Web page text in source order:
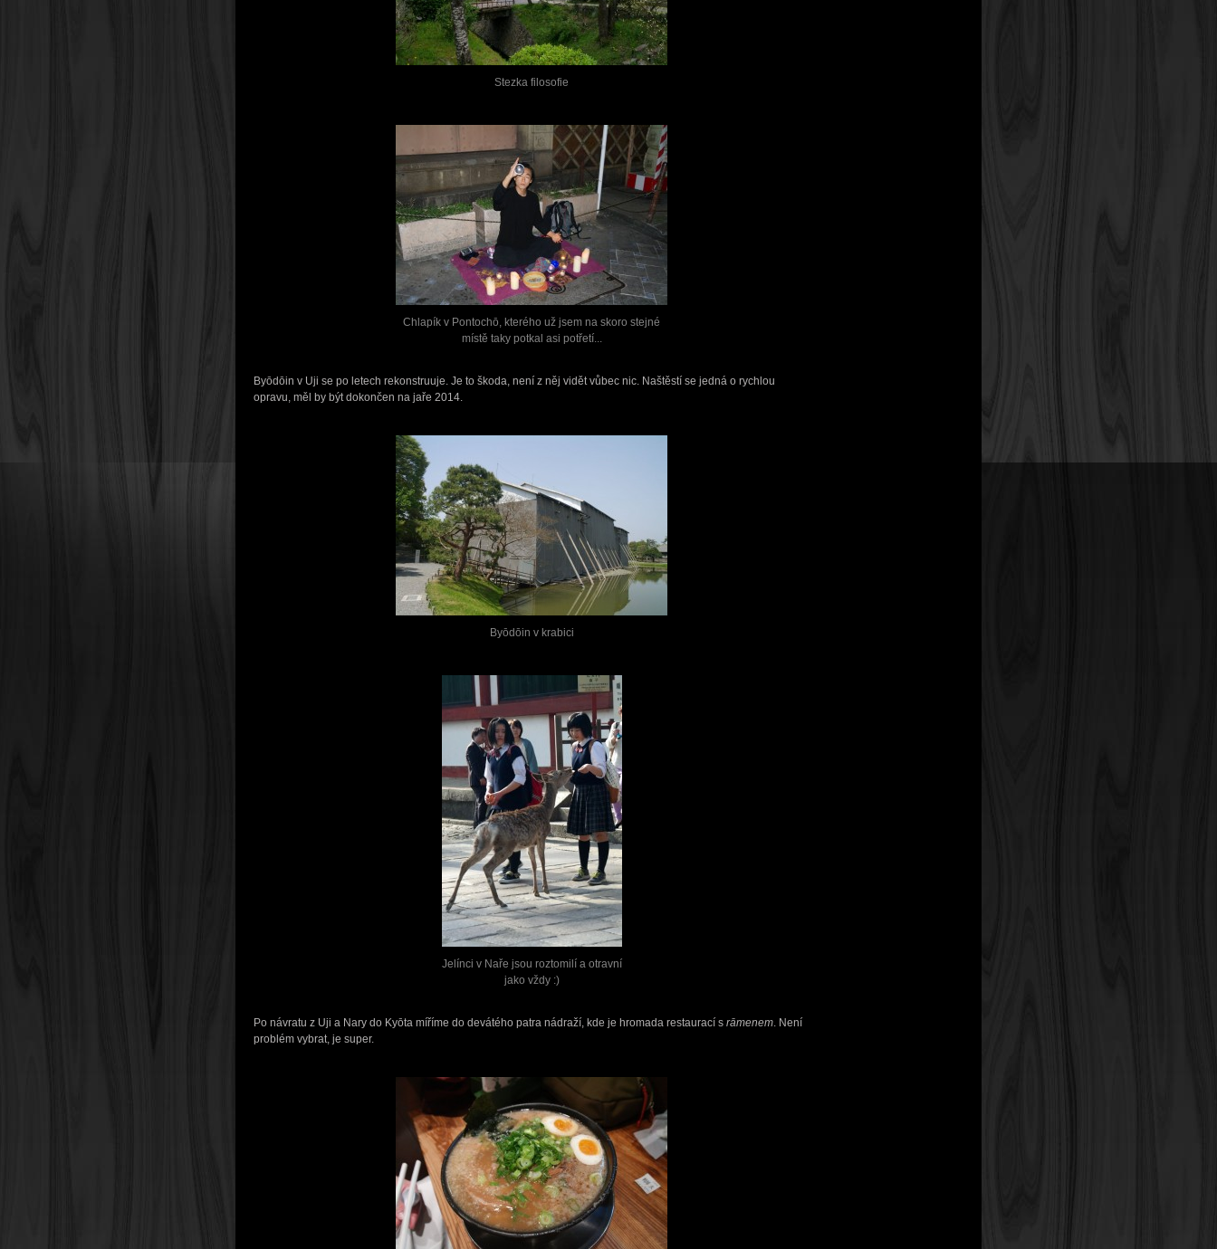
Stezka filosofie
Chlapík v Pontochō, kterého už jsem na skoro stejné
místě taky potkal asi potřetí...
Byōdōin v Uji se po letech rekonstruuje. Je to škoda, není z něj vidět vůbec nic. Naštěstí se jedná o rychlou
opravu, měl by být dokončen na jaře 2014.
Byōdōin v krabici
Jelínci v Naře jsou roztomilí a otravní
jako vždy :)
Po návratu z Uji a Nary do Kyōta míříme do devátého patra nádraží, kde je hromada restaurací s rāmenem. Není
problém vybrat, je super.